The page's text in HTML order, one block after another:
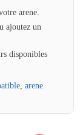
arene.
ajoutez un
disponibles
arene